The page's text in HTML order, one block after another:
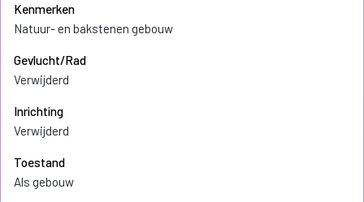
Kenmerken
Natuur- en bakstenen gebouw
Gevlucht/Rad
Verwijderd
Inrichting
Verwijderd
Toestand
Als gebouw